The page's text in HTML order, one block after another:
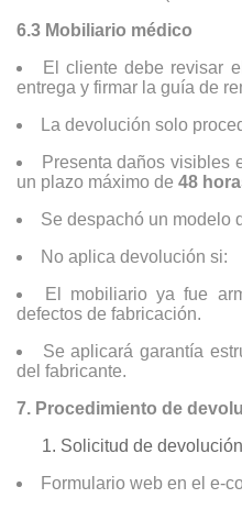
6.3 Mobiliario médico
El cliente debe revisar
entrega y firmar la guía de
La devolución solo
Presenta daños visibles
un plazo máximo de 48
Se despachó un modelo
No aplica devolución si:
El mobiliario ya fue
defectos de fabricación.
Se aplicará garantía
del fabricante.
7. Procedimiento de
Solicitud de
Formulario web en el e-